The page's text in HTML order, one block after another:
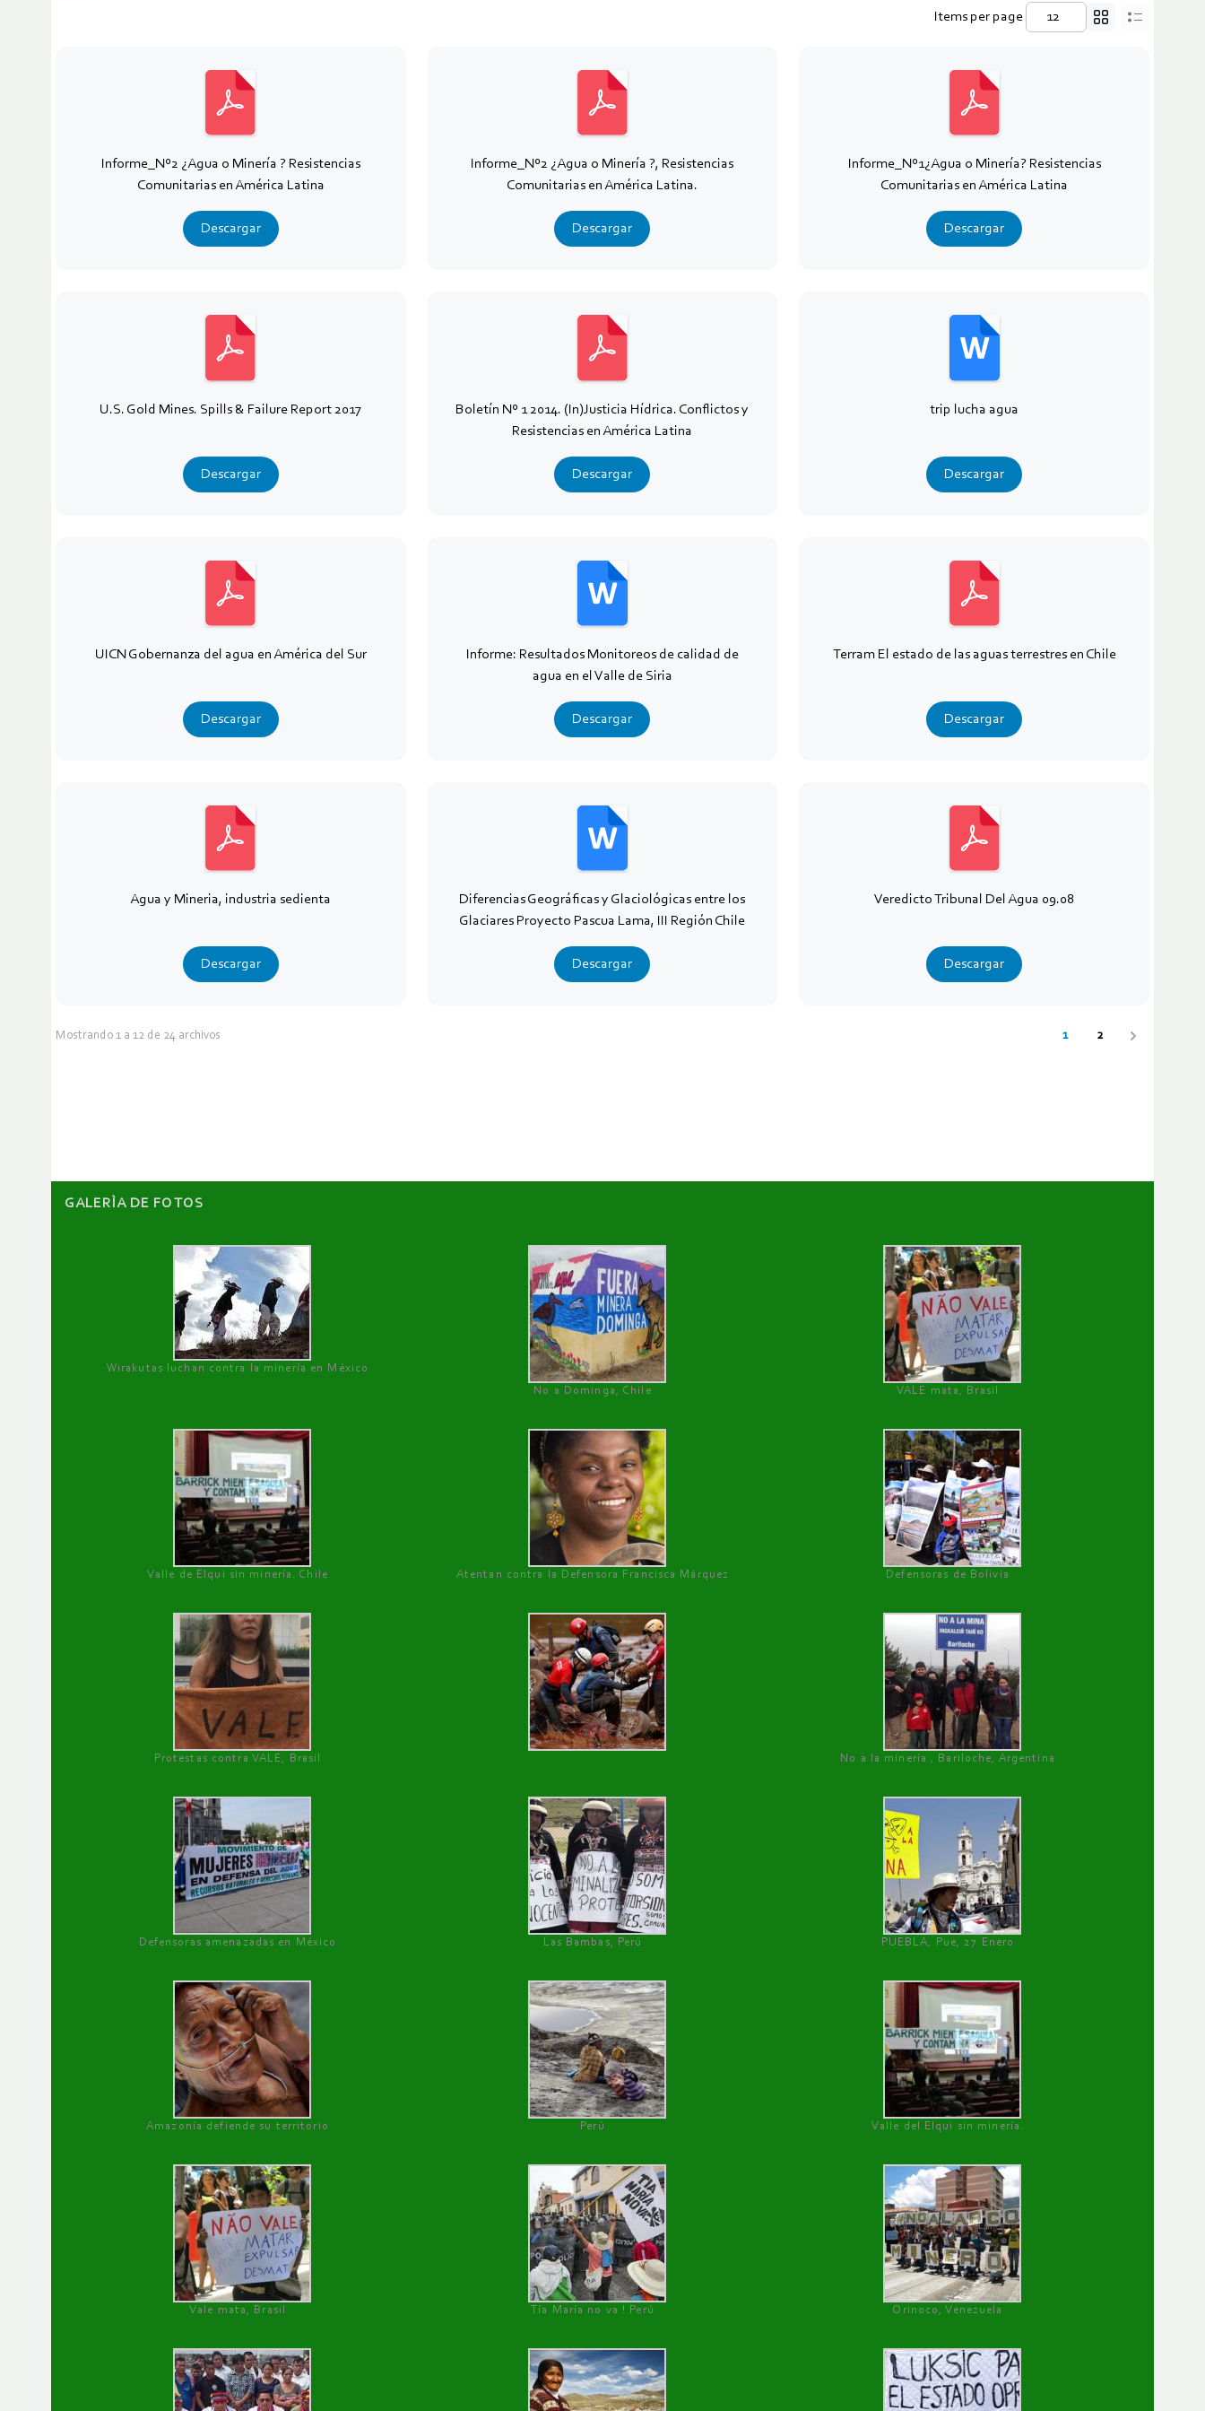
Items per page
Informe_Nº2 ¿Agua o Minería ? Resistencias
Comunitarias en América Latina
Descargar
Informe_Nº2 ¿Agua o Minería ?, Resistencias
Comunitarias en América Latina.
Descargar
Informe_Nº1¿Agua o Minería? Resistencias
Comunitarias en América Latina
Descargar
U.S. Gold Mines. Spills & Failure Report 2017
Descargar
Boletín Nº 1 2014. (In)Justicia Hídrica. Conflictos y
Resistencias en América Latina
Descargar
trip lucha agua
Descargar
UICN Gobernanza del agua en América del Sur
Descargar
Informe: Resultados Monitoreos de calidad de
agua en el Valle de Siria
Descargar
Terram El estado de las aguas terrestres en Chile
Descargar
Agua y Mineria, industria sedienta
Descargar
Diferencias Geográficas y Glaciológicas entre los
Glaciares Proyecto Pascua Lama, III Región Chile
Descargar
Veredicto Tribunal Del Agua 09.08
Descargar
Mostrando 1 a 12 de 24 archivos 1 2
GALERÌA DE FOTOS
Wirakutas luchan contra la minería en México
No a Dominga, Chile
VALE mata, Brasil
Valle de Elqui sin minería. Chile Atentan contra la Defensora Francisca Márquez Defensoras de Bolivia
Protestas contra VALE, Brasil No a la minería , Bariloche, Argentina
Defensoras amenazadas en México Las Bambas, Perú PUEBLA, Pue, 27 Enero
Amazonía defiende su territorio Perú Valle del Elqui sin minería.
Vale mata, Brasil Tía María no va ! Perú Orinoco, Venezuela